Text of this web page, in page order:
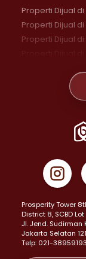
Properti Dijual
Properti Dijual
Properti Dijual
Properti Dijual
Properti Dijual
Properti
Properti Dijual di
Properti Dijual
Properti Dijual di
Properti Dijual
Properti Dijual di
Properti Dijual di
Prosperity Tower
District 8, SCBD
JI. Jend. Sudirman
Jakarta Selatan
Telp: 021-38959193